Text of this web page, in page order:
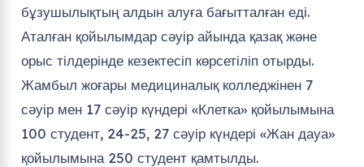
бұзушылықтың алдын алуға бағытталған еді.
Аталған қойылымдар сәуір айында қазақ және
орыс тілдерінде кезектесіп көрсетіліп отырды.
Жамбыл жоғары медициналық колледжінен 7
сәуір мен 17 сәуір күндері «Клетка» қойылымына
100 студент, 24-25, 27 сәуір күндері «Жан дауа»
қойылымына 250 студент қамтылды.